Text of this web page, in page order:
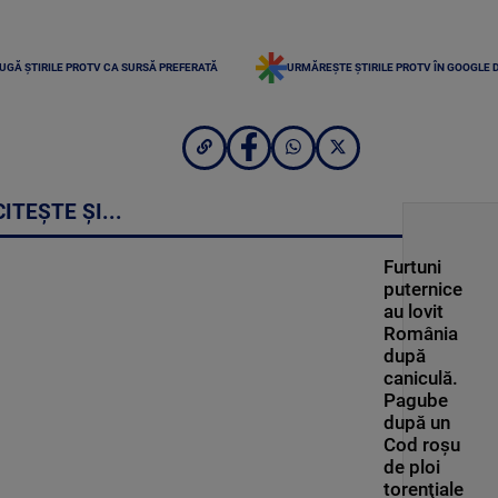
ȘTIRILE PROTV CA SURSĂ PREFERATĂ URMĂREȘTE ȘTIRILE PROTV ÎN GOOGLE
ȘI...
Furtuni
puternice
au lovit
România
după
caniculă.
Pagube
după un
Cod roşu
de ploi
torenţiale